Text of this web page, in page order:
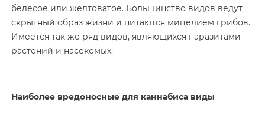
белесое или желтоватое. Большинство видов ведут
скрытный образ жизни и питаются мицелием грибов.
Имеется так же ряд видов, являющихся паразитами
растений и насекомых.
Наиболее вредоносные для каннабиса виды